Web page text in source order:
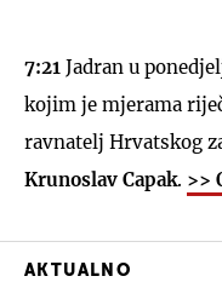
7:21 Jadran u
kojim je mjerama
ravnatelj Hrvatskog
Krunoslav Capak. >>
AKTUALNO